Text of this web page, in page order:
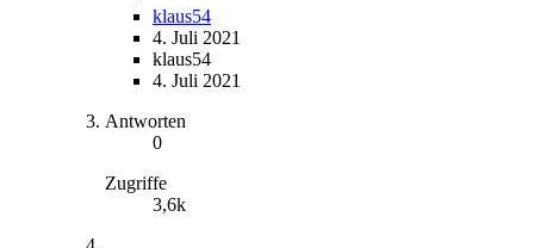
klaus54
4. Juli 2021
klaus54
4. Juli 2021
Antworten
0
Zugriffe
3,6k